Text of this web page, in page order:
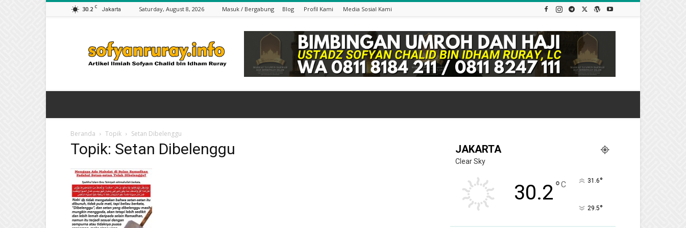
30.2 C Jakarta Saturday, August 8, 2026 Masuk / Bergabung Blog Profil Kami Media Sosial Kami
Sofyan
Chalid
bin
Ruray
Beranda Topik Setan Dibelenggu
Topik: Setan Dibelenggu JAKARTA
Clear Sky
30.2°C 31.6°
29.5°